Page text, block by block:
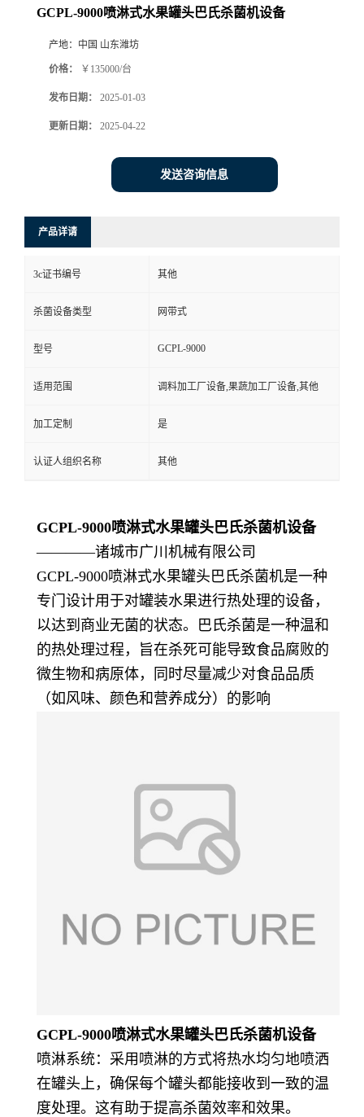
GCPL-9000喷淋式水果罐头巴氏杀菌机设备
产地： 中国 山东潍坊
价格： ￥135000/台
发布日期： 2025-01-03
更新日期： 2025-04-22
发送咨询信息
产品详请
3c证书编号 其他
杀菌设备类型 网带式
型号 GCPL-9000
适用范围 调料加工厂设备,果蔬加工厂设备,其他
加工定制 是
认证人组织名称 其他
GCPL-9000喷淋式水果罐头巴氏杀菌机设备
————诸城市广川机械有限公司
GCPL-9000喷淋式水果罐头巴氏杀菌机是一种
专门设计用于对罐装水果进行热处理的设备，
以达到商业无菌的状态。巴氏杀菌是一种温和
的热处理过程，旨在杀死可能导致食品腐败的
微生物和病原体，同时尽量减少对食品品质
（如风味、颜色和营养成分）的影响
GCPL-9000喷淋式水果罐头巴氏杀菌机设备
喷淋系统：采用喷淋的方式将热水均匀地喷洒
在罐头上，确保每个罐头都能接收到一致的温
度处理。这有助于提高杀菌效率和效果。